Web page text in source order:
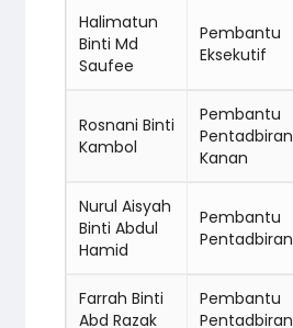
Halimatun
Binti Md
Saufee
Pembantu
Eksekutif
Rosnani Binti
Kambol
Pembantu
Pentadbiran
Kanan
Nurul Aisyah
Binti Abdul
Hamid
Pembantu
Pentadbiran
Farrah Binti
Abd Razak
Pembantu
Pentadbiran